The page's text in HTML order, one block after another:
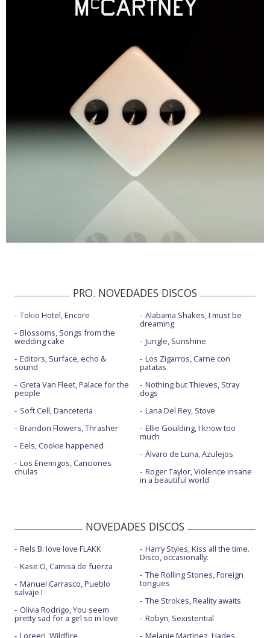
PRO. NOVEDADES DISCOS
Tokio Hotel, Encore
Blossoms, Songs from the
wedding cake
Editors, Surface, echo &
sound
Greta Van Fleet, Palace for the
people
Soft Cell, Danceteria
Brandon Flowers, Thrasher
Eels, Cookie happened
Los Enemigos, Canciones
chulas
Alabama Shakes, I must be
dreaming
Jungle, Sunshine
Los Zigarros, Carne con
patatas
Nothing but Thieves, Stray
dogs
Lana Del Rey, Stove
Ellie Goulding, I know too
much
Álvaro de Luna, Azulejos
Roger Taylor, Violence insane
in a beautiful world
NOVEDADES DISCOS
Rels B: love love FLAKK
Kase.O, Camisa de fuerza
Manuel Carrasco, Pueblo
salvaje I
Olivia Rodrigo, You seem
pretty sad for a girl so in love
Loreen, Wildfire
Harry Styles, Kiss all the time.
Disco, occasionally.
The Rolling Stones, Foreign
tongues
The Strokes, Reality awaits
Robyn, Sexistential
Melanie Martinez, Hades